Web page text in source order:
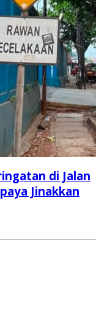
di Jalan
Jinakkan